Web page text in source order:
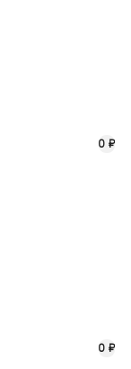
0 ₽
0 ₽